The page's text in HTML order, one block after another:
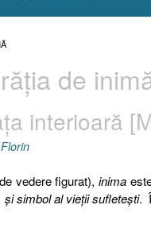
de
interioară
Florin
vedere figurat),inima
şi simbol al vieţii sufleteşti.